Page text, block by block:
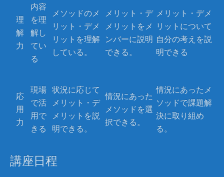
理
解
力
内容
を理
解し
てい
る
メソッドのメ
リット・デメ
リットを理解
している。
メリット・デ
メリットをメ
ンバーに説明
できる。
メリット・デメ
リットについて
自分の考えを説
明できる
応
用
力
現場
で活
用で
きる
状況に応じて
メリット・デ
メリットを説
明できる。
情況にあった
メソッドを選
択できる。
情況にあったメ
ソッドで課題解
決に取り組め
る。
講座日程